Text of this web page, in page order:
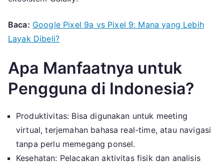
Baca: Google Pixel 9a vs Pixel 9: Mana yang Lebih
Layak Dibeli?
Apa Manfaatnya untuk
Pengguna di Indonesia?
Produktivitas: Bisa digunakan untuk meeting
virtual, terjemahan bahasa real-time, atau navigasi
tanpa perlu memegang ponsel.
Kesehatan: Pelacakan aktivitas fisik dan analisis